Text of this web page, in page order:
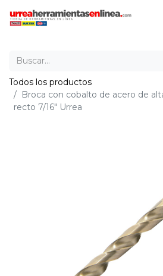
Todos los productos
Broca con cobalto de acero de
recto 7/16" Urrea